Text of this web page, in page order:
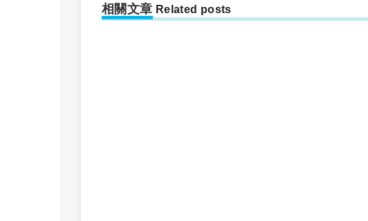
相關文章 Related posts